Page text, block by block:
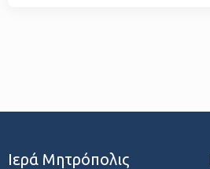
Ιερά Μητρόπολις